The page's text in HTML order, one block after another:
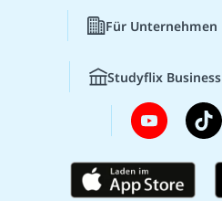
Für Unternehmen
Studyflix Business